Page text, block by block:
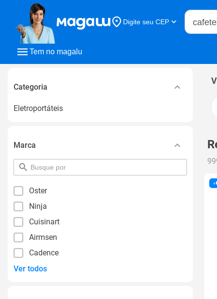
Tem no magalu
Digite seu CEP
Buscar
Categoria
Eletroportáteis
Marca
pesquisar
por
Oster
Ninja
Cuisinart
Airmsen
Cadence
Ver todos